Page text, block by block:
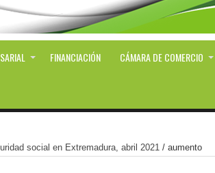
FINANCIACIÓN CÁMARA DE COMERCIO
social en Extremadura, abril 2021/ aumento